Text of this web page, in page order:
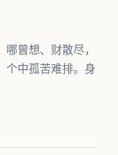
曾想、财散尽，
个中孤苦难排。身